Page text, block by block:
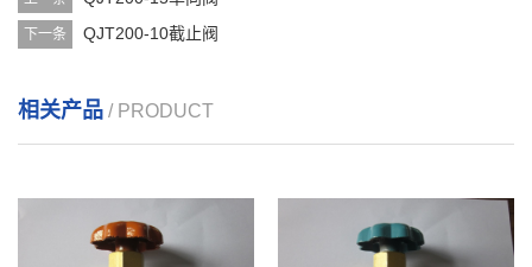
下一条 QJT200-10截止阀
相关产品 / PRODUCT